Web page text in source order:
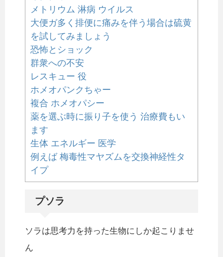
メトリウム 淋病 ウイルス
大便ガ多く排便に痛みを伴う場合は硫黄
を試してみましょう
恐怖とショック
群衆への不安
レスキュー 役
ホメオパンクちゃー
複合 ホメオパシー
薬を選ぶ時に振り子を使う 治療費もい
ます
生体 エネルギー 医学
例えば 梅毒性マヤズムを交換神経性タ
イプ
プソラ
ソラは思考力を持った生物にしか起こりませ
ん